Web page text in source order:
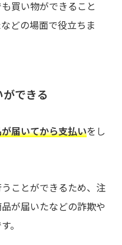
買い物ができること
どの場面で役立ちま
できる
届いてから支払いをし
ことができるため、注
が届いたなどの詐欺や
。